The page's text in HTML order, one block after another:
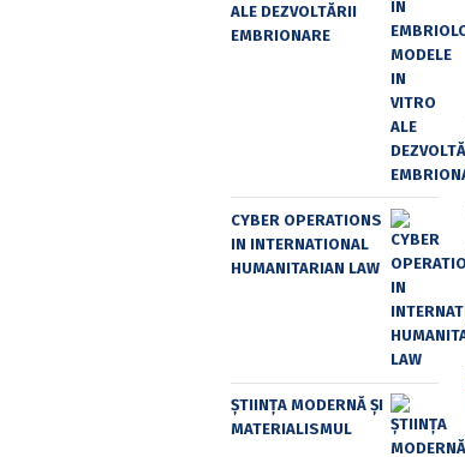
ALE DEZVOLTĂRII
EMBRIONARE
CYBER OPERATIONS
IN INTERNATIONAL
HUMANITARIAN LAW
ȘTIINȚA MODERNĂ ȘI
MATERIALISMUL